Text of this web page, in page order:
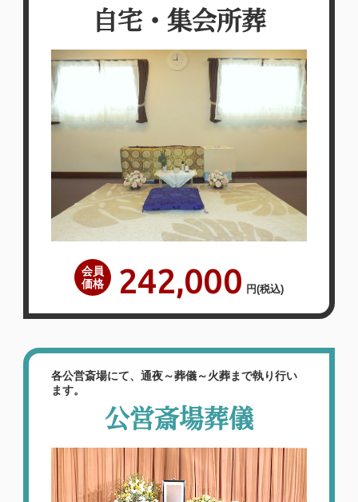
自宅・集会所葬
会員
価格
242,000 円(税込)
各公営斎場にて、通夜～葬儀～火葬まで執り行い
ます。
公営斎場葬儀